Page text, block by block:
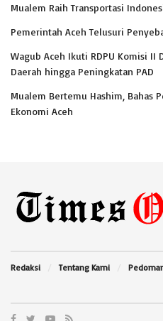
Mualem Raih Transportasi
Pemerintah Aceh Telusuri
Wagub Aceh Ikuti RDPU Komisi II
Daerah hingga Peningkatan PAD
Mualem Bertemu Hashim, Bahas
Ekonomi Aceh
Redaksi Tentang Kami